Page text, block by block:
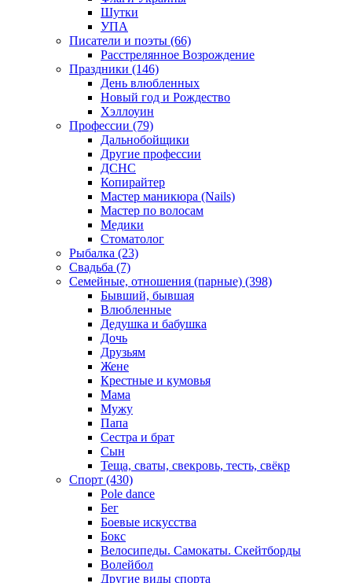
Шутки
УПА
Писатели и поэты (66)
Расстрелянное Возрождение
Праздники (146)
День влюбленных
Новый год и Рождество
Хэллоуин
Профессии (79)
Дальнобойщики
Другие профессии
ДСНС
Копирайтер
Мастер маникюра (Nails)
Мастер по волосам
Медики
Стоматолог
Рыбалка (23)
Свадьба (7)
Семейные, отношения (парные) (398)
Бывший, бывшая
Влюбленные
Дедушка и бабушка
Дочь
Друзьям
Жене
Крестные и кумовья
Мама
Мужу
Папа
Сестра и брат
Сын
Теща, сваты, свекровь, тесть, свёкр
Спорт (430)
Pole dance
Бег
Боевые искусства
Бокс
Велосипеды. Самокаты. Скейтборды
Волейбол
Другие виды спорта